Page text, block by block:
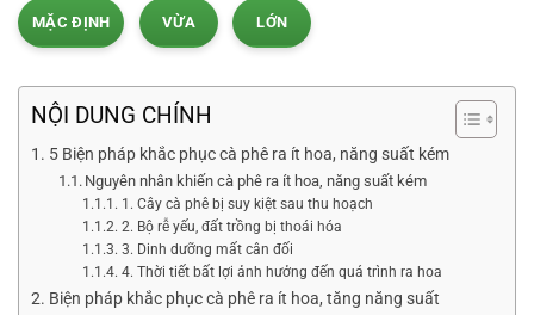
MẶC ĐỊNH VỪA LỚN
NỘI DUNG CHÍNH
5 Biện pháp khắc phục cà phê ra ít hoa, năng suất kém
Nguyên nhân khiến cà phê ra ít hoa, năng suất kém
1. Cây cà phê bị suy kiệt sau thu hoạch
2. Bộ rễ yếu, đất trồng bị thoái hóa
3. Dinh dưỡng mất cân đối
4. Thời tiết bất lợi ảnh hưởng đến quá trình ra hoa
Biện pháp khắc phục cà phê ra ít hoa, tăng năng suất